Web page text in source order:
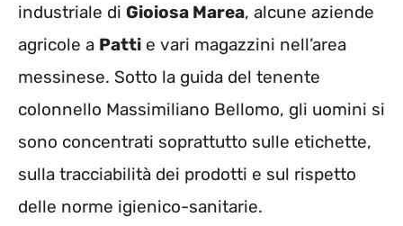
industriale di Gioiosa Marea, alcune aziende
agricole a Patti e vari magazzini nell’area
messinese. Sotto la guida del tenente
colonnello Massimiliano Bellomo, gli uomini si
sono concentrati soprattutto sulle etichette,
sulla tracciabilità dei prodotti e sul rispetto
delle norme igienico-sanitarie.